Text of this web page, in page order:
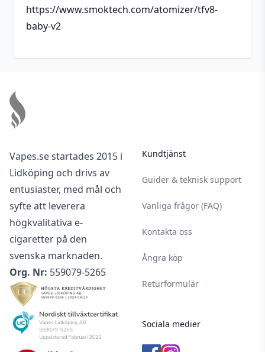
https://www.smoktech.com/atomizer/tfv8-
baby-v2
Vapes.se startades 2015 i
Lidköping och drivs av
entusiaster, med mål och
syfte att leverera
högkvalitativa e-
cigaretter på den
svenska marknaden.
Org. Nr: 559079-5265
Kundtjänst
Guider & teknisk support
Vanliga frågor (FAQ)
Kontakta oss
Ångra köp
Returformulär
Sociala medier